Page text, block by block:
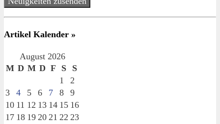
Artikel Kalender »
August 2026
M D M D F S
S
1
2
3
4 5 6 7 8
9
10 11 12 13 14 15 16
17 18 19 20 21 22 23